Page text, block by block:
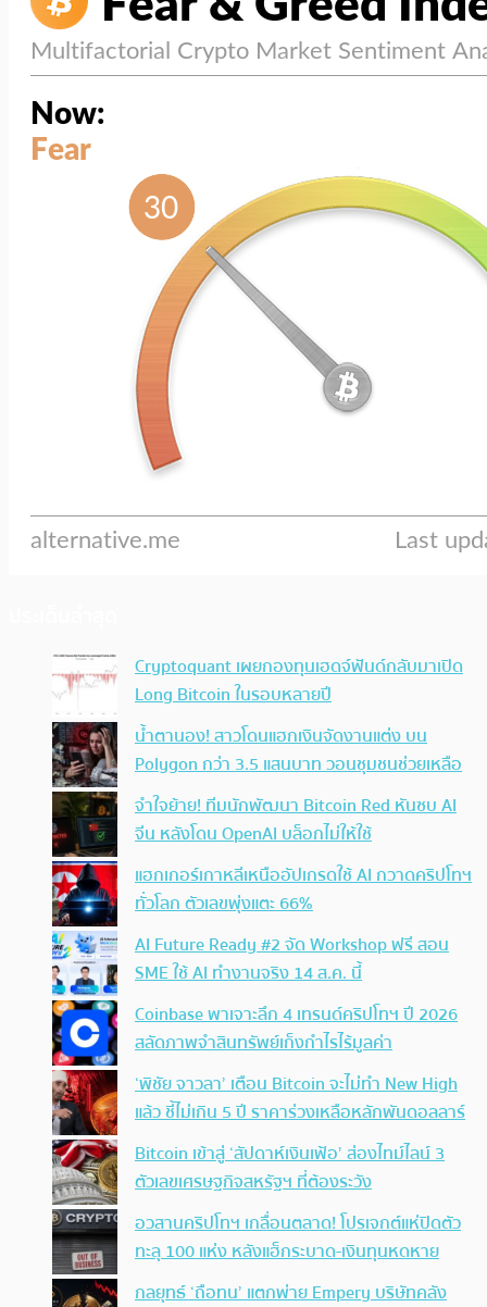
Cryptoquant เผยกองทุนเฮดจ์ฟันด์กลับมาเปิด
Long Bitcoin ในรอบหลายปี
น้ำตานอง! สาวโดนแฮกเงินจัดงานแต่ง บน
Polygon กว่า 3.5 แสนบาท วอนชุมชนช่วยเหลือ
จำใจย้าย! ทีมนักพัฒนา Bitcoin Red หันซบ AI
จีน หลังโดน OpenAI บล็อกไม่ให้ใช้
แฮกเกอร์เกาหลีเหนืออัปเกรดใช้ AI กวาดคริปโทฯ
ทั่วโลก ตัวเลขพุ่งแตะ 66%
AI Future Ready #2 จัด Workshop ฟรี สอน
SME ใช้ AI ทำงานจริง 14 ส.ค. นี้
Coinbase พาเจาะลึก 4 เทรนด์คริปโทฯ ปี 2026
สลัดภาพจำสินทรัพย์เก็งกำไรไร้มูลค่า
‘พิชัย จาวลา’ เตือน Bitcoin จะไม่ทำ New High
แล้ว ชี้ไม่เกิน 5 ปี ราคาร่วงเหลือหลักพันดอลลาร์
Bitcoin เข้าสู่ ‘สัปดาห์เงินเฟ้อ’ ส่องไทม์ไลน์ 3
ตัวเลขเศรษฐกิจสหรัฐฯ ที่ต้องระวัง
อวสานคริปโทฯ เกลื่อนตลาด! โปรเจกต์แห่ปิดตัว
ทะลุ 100 แห่ง หลังแฮ็กระบาด-เงินทุนหดหาย
กลยุทธ์ ‘ถือทน’ แตกพ่าย Empery บริษัทคลัง